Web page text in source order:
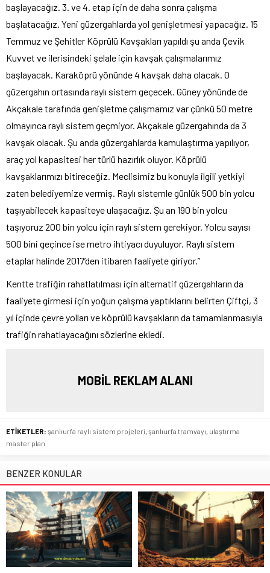
başlayacağız. 3. ve 4. etap için de daha sonra çalışma
başlatacağız. Yeni güzergahlarda yol genişletmesi yapacağız. 15
Temmuz ve Şehitler Köprülü Kavşakları yapıldı şu anda Çevik
Kuvvet ve ilerisindeki şelale için kavşak çalışmalarımız
başlayacak. Karaköprü yönünde 4 kavşak daha olacak. O
güzergahın ortasında raylı sistem geçecek. Güney yönünde de
Akçakale tarafında genişletme çalışmamız var çünkü 50 metre
olmayınca raylı sistem geçmiyor. Akçakale güzergahında da 3
kavşak olacak. Şu anda güzergahlarda kamulaştırma yapılıyor,
araç yol kapasitesi her türlü hazırlık oluyor. Köprülü
kavşaklarımızı bitireceğiz. Meclisimiz bu konuyla ilgili yetkiyi
zaten belediyemize vermiş. Raylı sistemle günlük 500 bin yolcu
taşıyabilecek kapasiteye ulaşacağız. Şu an 190 bin yolcu
taşıyoruz 200 bin yolcu için raylı sistem gerekiyor. Yolcu sayısı
500 bini geçince ise metro ihtiyacı duyuluyor. Raylı sistem
etaplar halinde 2017’den itibaren faaliyete giriyor.”
Kentte trafiğin rahatlatılması için alternatif güzergahların da
faaliyete girmesi için yoğun çalışma yaptıklarını belirten Çiftçi, 3
yıl içinde çevre yolları ve köprülü kavşakların da tamamlanmasıyla
trafiğin rahatlayacağını sözlerine ekledi.
MOBİL REKLAM ALANI
ETİKETLER: şanlıurfa raylı sistem projeleri şanlıurfa tramvayı ulaştırma
master plan
BENZER KONULAR